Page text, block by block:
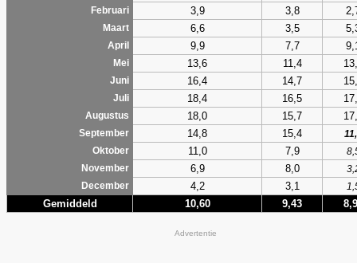
Februari 3,9 3,8
Maart 6,6 3,5
April 9,9 7,7
Mei 13,6 11,4
Juni 16,4 14,7
Juli 18,4 16,5
Augustus 18,0 15,7
September 14,8 15,4
Oktober
11,0 7,9
November
6,9 8,0
December
4,2 3,1
Gemiddeld 10,60 9,43
Advertentie